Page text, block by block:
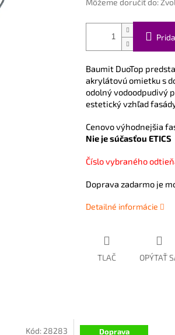
Môžeme doručiť do:
Baumit DuoTop
akrylátovú omietku s
odolný vodoodpudivý
estetický vzhľad
Cenovo výhodnejšia
Nie je súčasťou ETICS
Číslo vybraného
Doprava zadarmo je
Detailné informácie
TLAČ OPÝTAŤ
Kód: 28283
Doprava